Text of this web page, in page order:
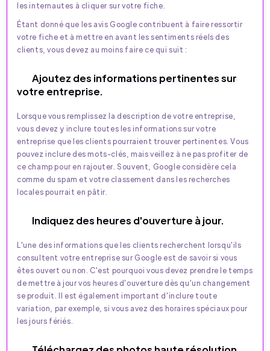
les internautes à cliquer sur votre fiche.
Étant donné que les avis Google contribuent à faire ressortir
votre fiche et à mettre en avant les sentiments réels des
clients, vous devez au moins faire ce qui suit :
Ajoutez des informations pertinentes sur
votre entreprise.
Lorsque vous remplissez la description de votre entreprise,
vous devez y inclure toutes les informations sur votre
entreprise que les clients pourraient trouver pertinentes. Vous
pouvez inclure des mots-clés, mais veillez à ne pas profiter de
ce champ pour en rajouter. Souvent, Google considère cela
comme du spam et votre classement dans les recherches
locales pourrait en pâtir.
Indiquez des heures d'ouverture à jour.
L'une des informations que les clients recherchent lorsqu'ils
consultent votre entreprise sur Google est de savoir si vous
êtes ouvert ou non. C'est pourquoi vous devez prendre le temps
de mettre à jour vos heures d'ouverture dès qu'un changement
se produit. Il est également important d'inclure toute
variation, par exemple, si vous avez des horaires spéciaux pour
les jours fériés.